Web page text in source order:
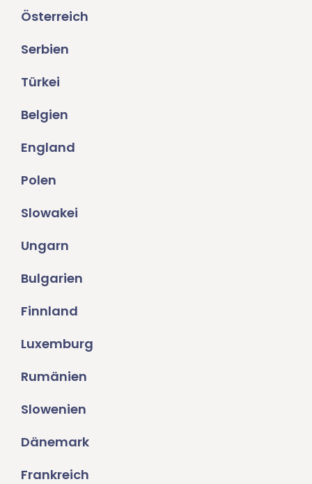
Österreich
Serbien
Türkei
Belgien
England
Polen
Slowakei
Ungarn
Bulgarien
Finnland
Luxemburg
Rumänien
Slowenien
Dänemark
Frankreich